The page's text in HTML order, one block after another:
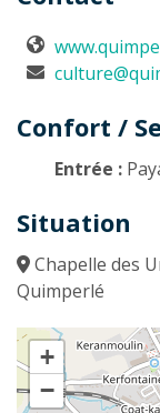
Confort /
Entrée :
Situation
Chapelle des
Quimperlé
+
−